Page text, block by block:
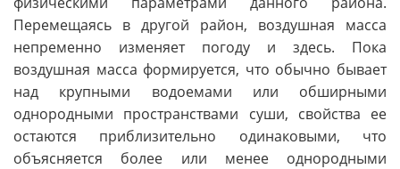
Перемещаясь в другой район, воздушная масса
непременно изменяет погоду и здесь. Пока
воздушная масса формируется, что обычно бывает
над крупными водоемами или обширными
однородными пространствами суши, свойства ее
остаются приблизительно одинаковыми, что
объясняется более или менее однородными